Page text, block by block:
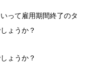
って雇用期間終了のタ
ょうか？
ょうか？